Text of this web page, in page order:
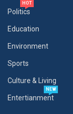
Politics
HOT
Education
Environment
Sports
Culture & Living
Entertianment
NEW